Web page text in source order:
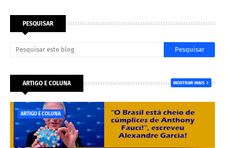
PESQUISAR
ARTIGO E COLUNA MOSTRAR MAIS
ARTIGO E COLUNA